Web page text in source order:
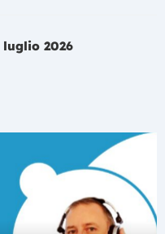
luglio 2026